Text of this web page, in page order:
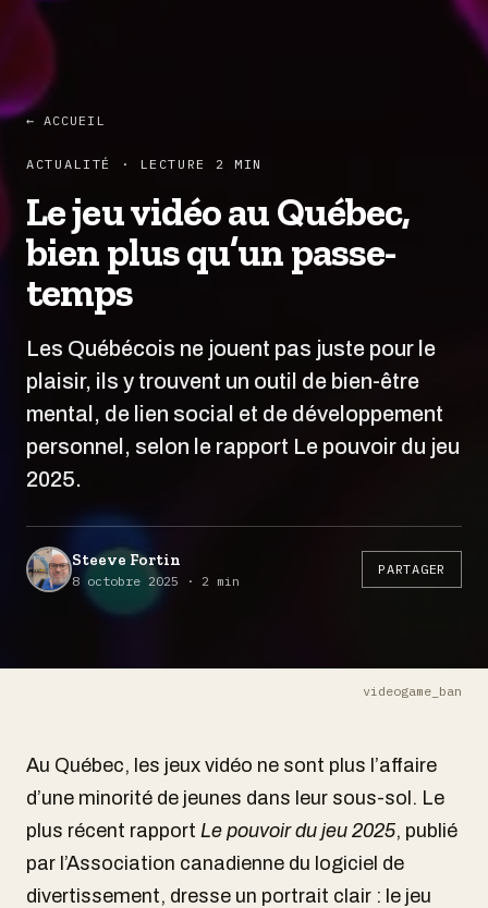
← ACCUEIL
ACTUALITÉ · LECTURE 2 MIN
Le jeu vidéo au Québec,
bien plus qu’un passe-
temps
Les Québécois ne jouent pas juste pour le
plaisir, ils y trouvent un outil de bien-être
mental, de lien social et de développement
personnel, selon le rapport Le pouvoir du jeu
2025.
Steeve Fortin
8 octobre 2025 · 2 min
PARTAGER
videogame_ban
Au Québec, les jeux vidéo ne sont plus l’affaire
d’une minorité de jeunes dans leur sous-sol. Le
plus récent rapport Le pouvoir du jeu 2025, publié
par l’Association canadienne du logiciel de
divertissement, dresse un portrait clair : le jeu